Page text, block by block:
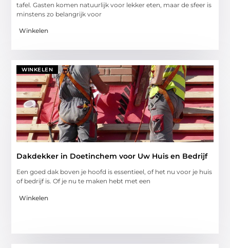
tafel. Gasten komen natuurlijk voor lekker eten, maar de sfeer is
minstens zo belangrijk voor
Winkelen
WINKELEN
Dakdekker in Doetinchem voor Uw Huis en Bedrijf
Een goed dak boven je hoofd is essentieel, of het nu voor je huis
of bedrijf is. Of je nu te maken hebt met een
Winkelen